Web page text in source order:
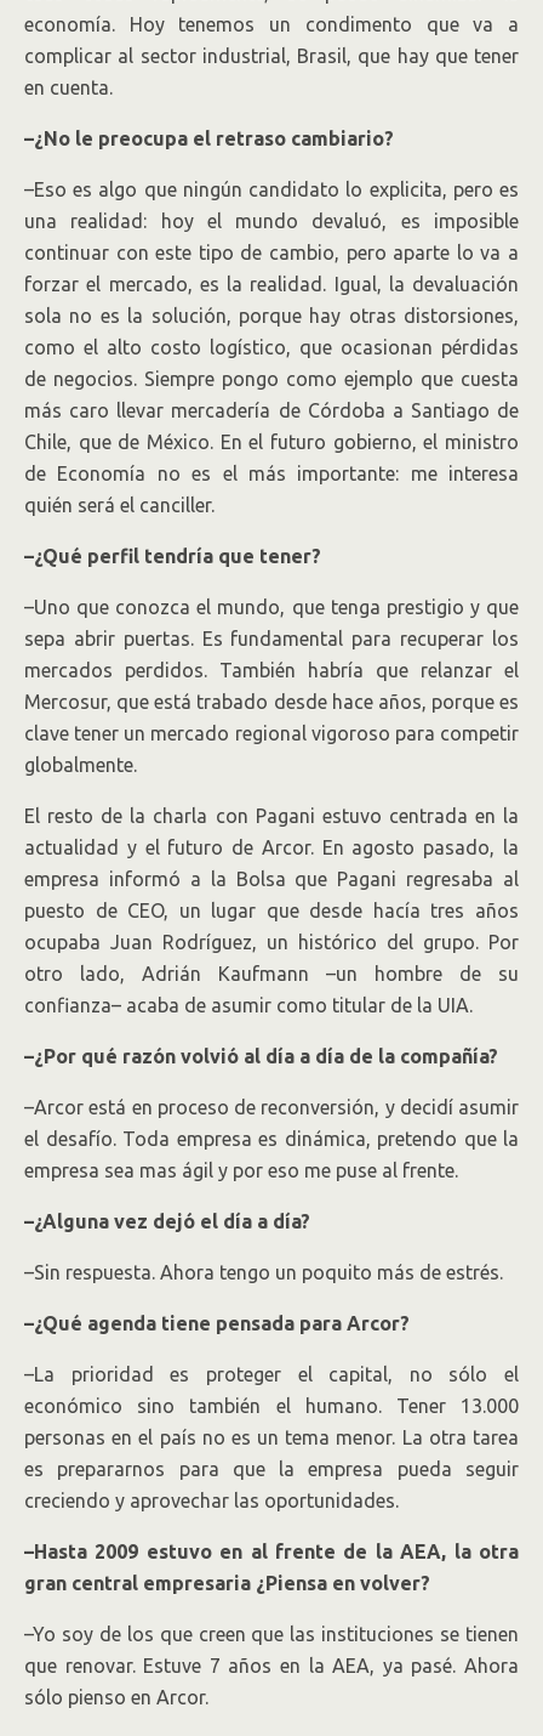
economía. Hoy tenemos un condimento que va a
complicar al sector industrial, Brasil, que hay que tener
en cuenta.
–¿No le preocupa el retraso cambiario?
–Eso es algo que ningún candidato lo explicita, pero es
una realidad: hoy el mundo devaluó, es imposible
continuar con este tipo de cambio, pero aparte lo va a
forzar el mercado, es la realidad. Igual, la devaluación
sola no es la solución, porque hay otras distorsiones,
como el alto costo logístico, que ocasionan pérdidas
de negocios. Siempre pongo como ejemplo que cuesta
más caro llevar mercadería de Córdoba a Santiago de
Chile, que de México. En el futuro gobierno, el ministro
de Economía no es el más importante: me interesa
quién será el canciller.
–¿Qué perfil tendría que tener?
–Uno que conozca el mundo, que tenga prestigio y que
sepa abrir puertas. Es fundamental para recuperar los
mercados perdidos. También habría que relanzar el
Mercosur, que está trabado desde hace años, porque es
clave tener un mercado regional vigoroso para competir
globalmente.
El resto de la charla con Pagani estuvo centrada en la
actualidad y el futuro de Arcor. En agosto pasado, la
empresa informó a la Bolsa que Pagani regresaba al
puesto de CEO, un lugar que desde hacía tres años
ocupaba Juan Rodríguez, un histórico del grupo. Por
otro lado, Adrián Kaufmann –un hombre de su
confianza– acaba de asumir como titular de la UIA.
–¿Por qué razón volvió al día a día de la compañía?
–Arcor está en proceso de reconversión, y decidí asumir
el desafío. Toda empresa es dinámica, pretendo que la
empresa sea mas ágil y por eso me puse al frente.
–¿Alguna vez dejó el día a día?
–Sin respuesta. Ahora tengo un poquito más de estrés.
–¿Qué agenda tiene pensada para Arcor?
–La prioridad es proteger el capital, no sólo el
económico sino también el humano. Tener 13.000
personas en el país no es un tema menor. La otra tarea
es prepararnos para que la empresa pueda seguir
creciendo y aprovechar las oportunidades.
–Hasta 2009 estuvo en al frente de la AEA, la otra
gran central empresaria ¿Piensa en volver?
–Yo soy de los que creen que las instituciones se tienen
que renovar. Estuve 7 años en la AEA, ya pasé. Ahora
sólo pienso en Arcor.